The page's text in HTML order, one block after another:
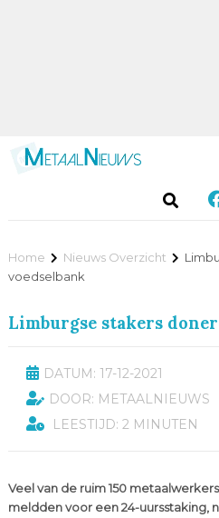
Home Nieuws Overzicht
voedselbank
Limburgse stakers
DATUM: 17-12-2021
DOOR: METAALNIEUWS
LEESTIJD: 2 MINUTEN
Veel van de ruim 150
meldden voor een 24-uursstaking,